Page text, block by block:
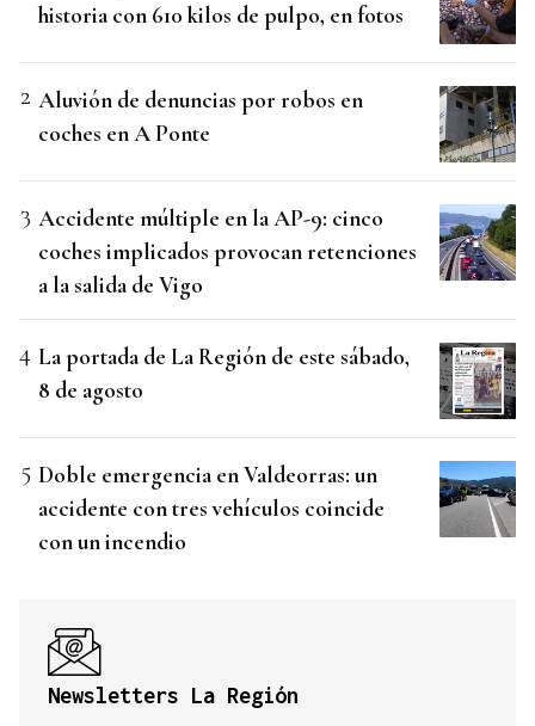
historia con 610 kilos de pulpo, en fotos
Aluvión de denuncias por robos en
coches en A Ponte
Accidente múltiple en la AP-9: cinco
coches implicados provocan retenciones
a la salida de Vigo
La portada de La Región de este sábado,
8 de agosto
Doble emergencia en Valdeorras: un
accidente con tres vehículos coincide
con un incendio
Newsletters La Región